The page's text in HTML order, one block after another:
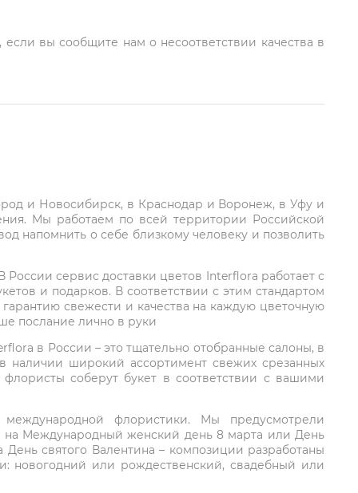
вы сообщите нам о несоответствии качества в
и Новосибирск, в Краснодар и Воронеж, в Уфу и
Мы работаем по всей территории Российской
напомнить о себе близкому человеку и позволить
сервис доставки цветов Interflora работает с
и подарков. В соответствии с этим стандартом
свежести и качества на каждую цветочную
послание лично в руки
в России – это тщательно отобранные салоны, в
наличии широкий ассортимент свежих срезанных
соберут букет в соответствии с вашими
флористики. Мы предусмотрели
на Международный женский день 8 марта или День
святого Валентина – композиции разработаны
новогодний или рождественский, свадебный или